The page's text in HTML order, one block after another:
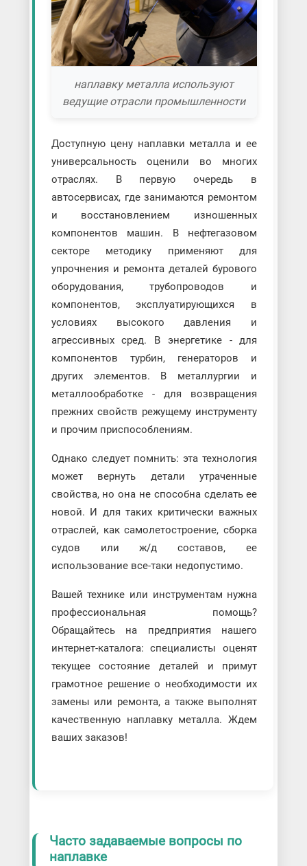
наплавку металла используют
ведущие отрасли промышленности
Доступную цену наплавки металла и ее
универсальность оценили во многих
отраслях. В первую очередь в
автосервисах, где занимаются ремонтом
и восстановлением изношенных
компонентов машин. В нефтегазовом
секторе методику применяют для
упрочнения и ремонта деталей бурового
оборудования, трубопроводов и
компонентов, эксплуатирующихся в
условиях высокого давления и
агрессивных сред. В энергетике - для
компонентов турбин, генераторов и
других элементов. В металлургии и
металлообработке - для возвращения
прежних свойств режущему инструменту
и прочим приспособлениям.
Однако следует помнить: эта технология
может вернуть детали утраченные
свойства, но она не способна сделать ее
новой. И для таких критически важных
отраслей, как самолетостроение, сборка
судов или ж/д составов, ее
использование все-таки недопустимо.
Вашей технике или инструментам нужна
профессиональная помощь?
Обращайтесь на предприятия нашего
интернет-каталога: специалисты оценят
текущее состояние деталей и примут
грамотное решение о необходимости их
замены или ремонта, а также выполнят
качественную наплавку металла. Ждем
ваших заказов!
Часто задаваемые вопросы по
наплавке